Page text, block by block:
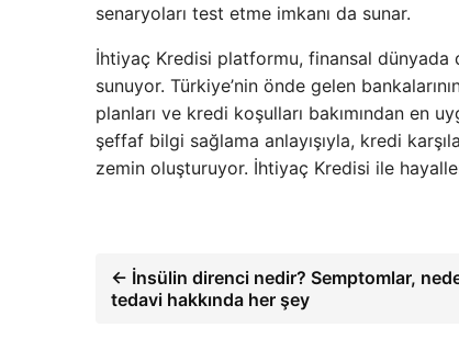
senaryoları test etme imkanı da sunar.
İhtiyaç Kredisi platformu, finansal
sunuyor. Türkiye’nin önde gelen
planları ve kredi koşulları bakımından en
şeffaf bilgi sağlama anlayışıyla, kredi
zemin oluşturuyor. İhtiyaç Kredisi ile
← İnsülin direnci nedir? Semptomlar,
tedavi hakkında her şey